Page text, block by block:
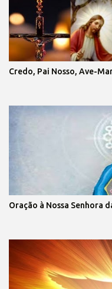
Credo, Pai Nosso, Ave-
Oração à Nossa Senhora